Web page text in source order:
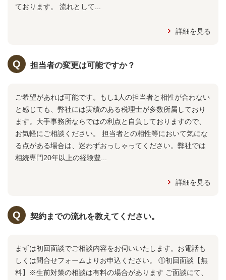
ております。 流れとして...
詳細を見る
担当者の変更は可能ですか？
ご希望があれば可能です。もし1人の担当者と相性が合わない
と感じても、弊社には実績のある税理士が多数所属しており
ます。大手事務所ならではの利点と自負しておりますので、
お気軽にご相談ください。 担当者との相性等において気にな
る点がある場合は、迷わずおっしゃってください。弊社では
相続専門20年以上の経験豊...
詳細を見る
契約までの流れを教えてください。
まずは初回面談でご相談内容をお伺いいたします。お電話も
しくは問合せフォームよりお申込ください。 ①初回面談【無
料】※生前対策の相談は有料の場合があります ご面談にて、